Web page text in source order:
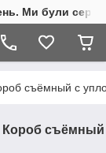
Ми були
съёмный с
Короб съёмный